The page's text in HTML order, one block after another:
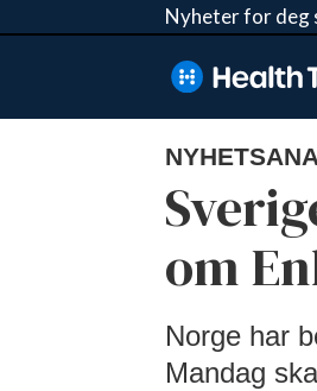
Nyheter for deg
om
Norge har
Mandag